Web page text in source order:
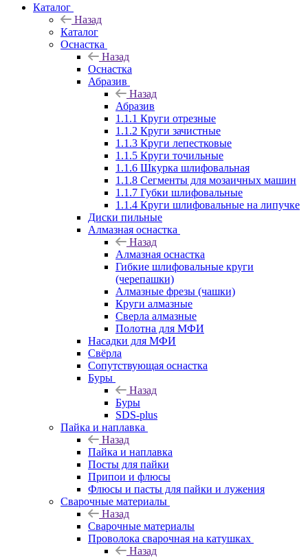
Каталог
Назад
Каталог
Оснастка
Назад
Оснастка
Абразив
Назад
Абразив
1.1.1 Круги отрезные
1.1.2 Круги зачистные
1.1.3 Круги лепестковые
1.1.5 Круги точильные
1.1.6 Шкурка шлифовальная
1.1.8 Сегменты для мозаичных машин
1.1.7 Губки шлифовальные
1.1.4 Круги шлифовальные на липучке
Диски пильные
Алмазная оснастка
Назад
Алмазная оснастка
Гибкие шлифовальные круги
(черепашки)
Алмазные фрезы (чашки)
Круги алмазные
Сверла алмазные
Полотна для МФИ
Насадки для МФИ
Свёрла
Сопутствующая оснастка
Буры
Назад
Буры
SDS-plus
Пайка и наплавка
Назад
Пайка и наплавка
Посты для пайки
Припои и флюсы
Флюсы и пасты для пайки и лужения
Сварочные материалы
Назад
Сварочные материалы
Проволока сварочная на катушках
Назад